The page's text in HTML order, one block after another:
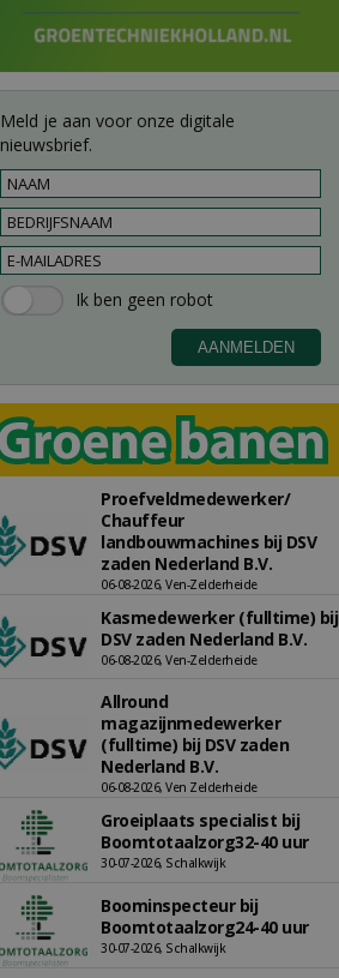
Meld je aan voor onze digitale
nieuwsbrief.
Proefveldmedewerker/
Chauffeur
landbouwmachines bij DSV
zaden Nederland B.V.
06-08-2026, Ven-Zelderheide
Kasmedewerker (fulltime) bij
DSV zaden Nederland B.V.
06-08-2026, Ven-Zelderheide
Allround
magazijnmedewerker
(fulltime) bij DSV zaden
Nederland B.V.
06-08-2026, Ven Zelderheide
Groeiplaats specialist bij
Boomtotaalzorg32-40 uur
30-07-2026, Schalkwijk
Boominspecteur bij
Boomtotaalzorg24-40 uur
30-07-2026, Schalkwijk